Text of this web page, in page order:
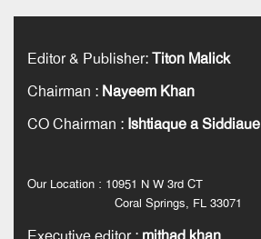
Editor & Publisher:Titon Malick
Chairman : Nayeem Khan
CO Chairman : Ishtiaque a Siddiaue
Our Location : 10951 N W 3rd CT
Coral Springs, FL 33071